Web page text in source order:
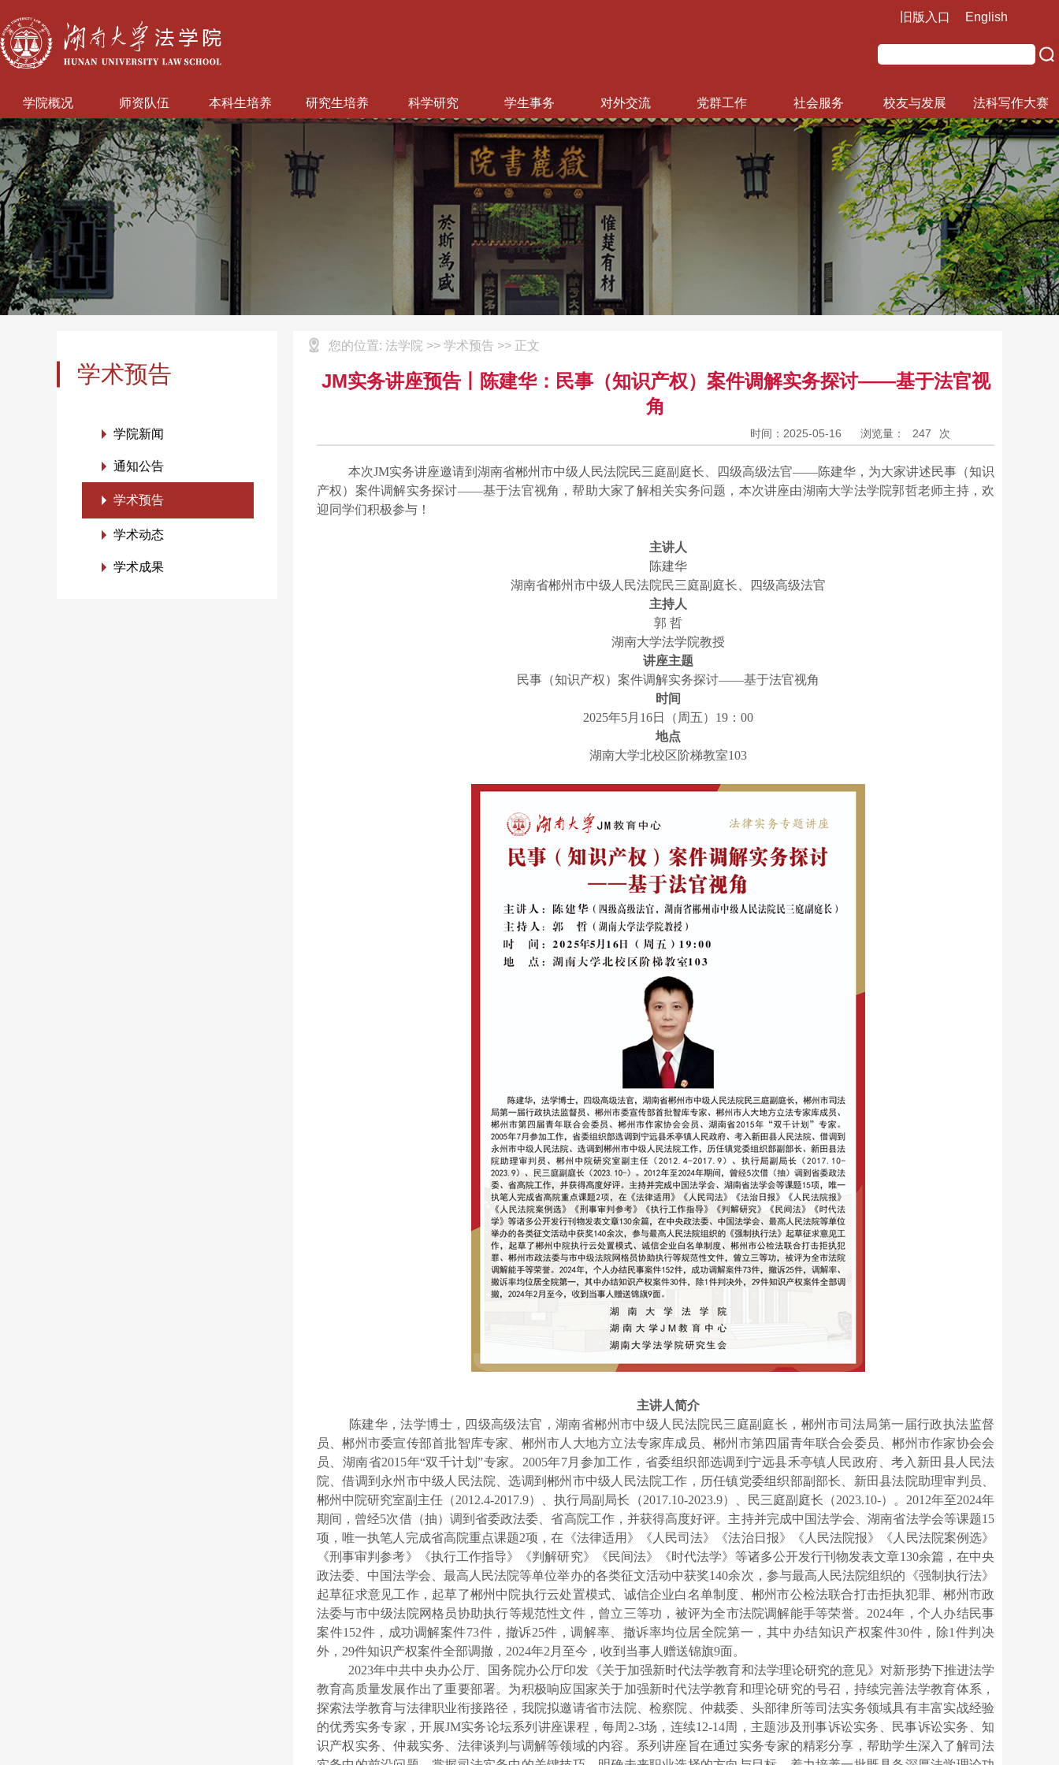
旧版入口 English
学院概况 师资队伍 本科生培养 研究生培养 科学研究 学生事务 对外交流 党群工作 社会服务 校友与发展 法科写作大赛
学术预告
学院新闻
通知公告
学术预告
学术动态
学术成果
您的位置: 法学院 >> 学术预告 >> 正文
JM实务讲座预告丨陈建华：民事（知识产权）案件调解实务探讨——基于法官视
角
时间：2025-05-16 浏览量： 247 次
本次JM实务讲座邀请到湖南省郴州市中级人民法院民三庭副庭长、四级高级法官——陈建华，为大家讲述民事（知识
产权）案件调解实务探讨——基于法官视角，帮助大家了解相关实务问题，本次讲座由湖南大学法学院郭哲老师主持，欢
迎同学们积极参与！
主讲人
陈建华
湖南省郴州市中级人民法院民三庭副庭长、四级高级法官
主持人
郭 哲
湖南大学法学院教授
讲座主题
民事（知识产权）案件调解实务探讨——基于法官视角
时间
2025年5月16日（周五）19：00
地点
湖南大学北校区阶梯教室103
主讲人简介
陈建华，法学博士，四级高级法官，湖南省郴州市中级人民法院民三庭副庭长，郴州市司法局第一届行政执法监督
员、郴州市委宣传部首批智库专家、郴州市人大地方立法专家库成员、郴州市第四届青年联合会委员、郴州市作家协会会
员、湖南省2015年“双千计划”专家。2005年7月参加工作，省委组织部选调到宁远县禾亭镇人民政府、考入新田县人民法
院、借调到永州市中级人民法院、选调到郴州市中级人民法院工作，历任镇党委组织部副部长、新田县法院助理审判员、
郴州中院研究室副主任（2012.4-2017.9）、执行局副局长（2017.10-2023.9）、民三庭副庭长（2023.10-）。2012年至2024年
期间，曾经5次借（抽）调到省委政法委、省高院工作，并获得高度好评。主持并完成中国法学会、湖南省法学会等课题15
项，唯一执笔人完成省高院重点课题2项，在《法律适用》《人民司法》《法治日报》《人民法院报》《人民法院案例选》
《刑事审判参考》《执行工作指导》《判解研究》《民间法》《时代法学》等诸多公开发行刊物发表文章130余篇，在中央
政法委、中国法学会、最高人民法院等单位举办的各类征文活动中获奖140余次，参与最高人民法院组织的《强制执行法》
起草征求意见工作，起草了郴州中院执行云处置模式、诚信企业白名单制度、郴州市公检法联合打击拒执犯罪、郴州市政
法委与市中级法院网格员协助执行等规范性文件，曾立三等功，被评为全市法院调解能手等荣誉。2024年，个人办结民事
案件152件，成功调解案件73件，撤诉25件，调解率、撤诉率均位居全院第一，其中办结知识产权案件30件，除1件判决
外，29件知识产权案件全部调撤，2024年2月至今，收到当事人赠送锦旗9面。
2023年中共中央办公厅、国务院办公厅印发《关于加强新时代法学教育和法学理论研究的意见》对新形势下推进法学
教育高质量发展作出了重要部署。为积极响应国家关于加强新时代法学教育和理论研究的号召，持续完善法学教育体系，
探索法学教育与法律职业衔接路径，我院拟邀请省市法院、检察院、仲裁委、头部律所等司法实务领域具有丰富实战经验
的优秀实务专家，开展JM实务论坛系列讲座课程，每周2-3场，连续12-14周，主题涉及刑事诉讼实务、民事诉讼实务、知
识产权实务、仲裁实务、法律谈判与调解等领域的内容。系列讲座旨在通过实务专家的精彩分享，帮助学生深入了解司法